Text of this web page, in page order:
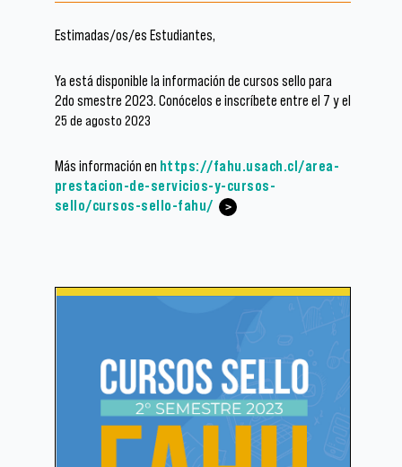
Estimadas/os/es Estudiantes,
Ya está disponible la información de cursos sello para
2do smestre 2023. Conócelos e inscríbete entre el 7 y el
25 de agosto 2023
Más información en https://fahu.usach.cl/area-
prestacion-de-servicios-y-cursos-
sello/cursos-sello-fahu/